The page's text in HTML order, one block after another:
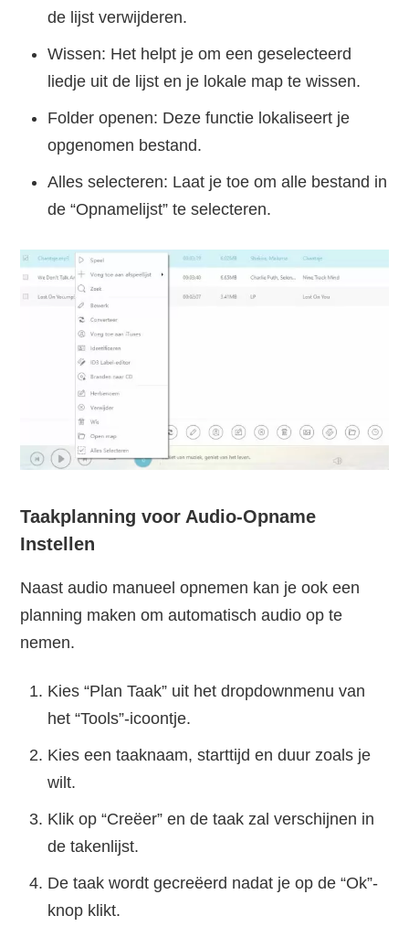
de lijst verwijderen.
Wissen: Het helpt je om een geselecteerd
liedje uit de lijst en je lokale map te wissen.
Folder openen: Deze functie lokaliseert je
opgenomen bestand.
Alles selecteren: Laat je toe om alle bestand in
de “Opnamelijst” te selecteren.
Taakplanning voor Audio-Opname
Instellen
Naast audio manueel opnemen kan je ook een
planning maken om automatisch audio op te
nemen.
Kies “Plan Taak” uit het dropdownmenu van
het “Tools”-icoontje.
Kies een taaknaam, starttijd en duur zoals je
wilt.
Klik op “Creëer” en de taak zal verschijnen in
de takenlijst.
De taak wordt gecreëerd nadat je op de “Ok”-
knop klikt.